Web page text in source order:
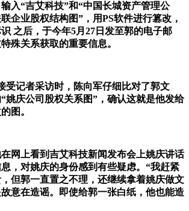
入“吉艾科技”和“中国长城资产管理公
企业股权结构图”，用PS软件进行篡改，
之后，于今年5月27日发至郭的电子邮
殊关系获取的重要信息。
受记者采访时，陈向军仔细比对了郭文
姚庆公司股权关系图”，确认这就是他发给
图。
网上看到吉艾科技新闻发布会上姚庆讲话
，对姚庆的身份感到有些疑虑。“我赶紧
但郭一直置之不理，还继续拿着姚庆做文
意在造谣。即使给郭一张白纸，他也能造